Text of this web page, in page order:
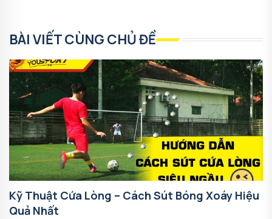
BÀI VIẾT CÙNG CHỦ ĐỀ
Kỹ Thuật Cứa Lòng – Cách Sút Bóng Xoáy Hiệu
Quả Nhất